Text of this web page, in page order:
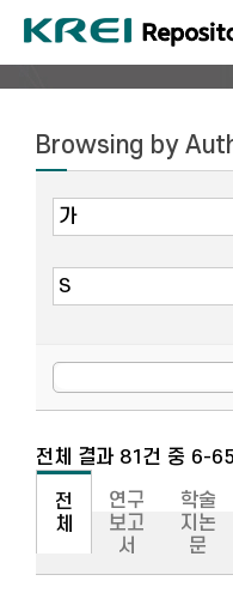
Browsing by
전체 결과 81건 중 6-
전
체
연구
보고
서
학술
지논
문